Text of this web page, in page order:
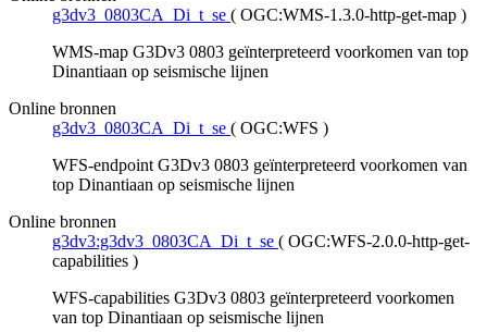
g3dv3_0803CA_Di_t_se ( OGC:WMS-1.3.0-http-get-map )
WMS-map G3Dv3 0803 geïnterpreteerd voorkomen van top
Dinantiaan op seismische lijnen
Online bronnen
g3dv3_0803CA_Di_t_se ( OGC:WFS )
WFS-endpoint G3Dv3 0803 geïnterpreteerd voorkomen van
top Dinantiaan op seismische lijnen
Online bronnen
g3dv3:g3dv3_0803CA_Di_t_se ( OGC:WFS-2.0.0-http-get-
capabilities )
WFS-capabilities G3Dv3 0803 geïnterpreteerd voorkomen
van top Dinantiaan op seismische lijnen